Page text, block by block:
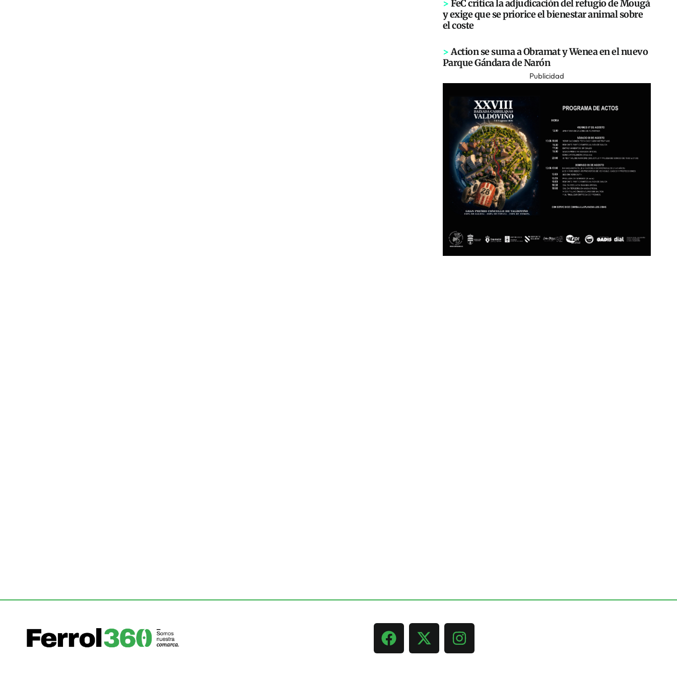
> FeC critica la adjudicación del refugio de Mougá
y exige que se priorice el bienestar animal sobre
el coste
> Action se suma a Obramat y Wenea en el nuevo
Parque Gándara de Narón
Publicidad